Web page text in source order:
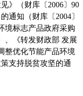
》（财库〔2006〕90
通知（财库〔2004〕
境标志产品政府采购
、《转发财政部 发展
整优化节能产品环境
支持脱贫攻坚的通